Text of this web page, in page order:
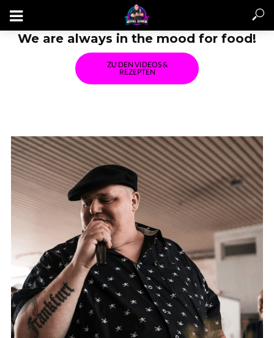
We are always in the mood for food!
ZU DEN VIDEOS &
REZEPTEN